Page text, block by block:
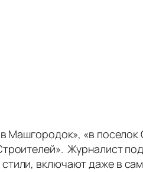
Машгородок», «в поселок
Журналист
включают даже в